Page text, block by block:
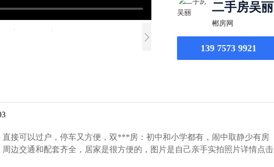
二手房吴丽
郴房网
139 7573 9921
接可以过户，停车又方便，双***房：初中和小学都有，闹中取静少有房
边交通和配套齐全，居家是很方便的，图片是自己亲手实拍照片详情点击